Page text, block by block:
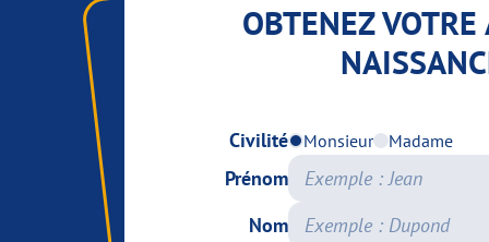
OBTENEZ VOTRE
Civilité Monsieur Madame
Prénom
Nom